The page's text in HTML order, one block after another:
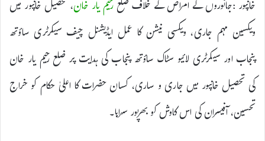
خانپور :جانوروں کے امراض کے خلاف ضلعرحیم یار خان، تحصیل خانپور میں
ویکسین مہم جاری، ویکسی نیشن کا عمل ایڈیشنل چیف سیکرٹری ساؤتھ
پنجاب اور سیکرٹری لائیو سٹاک ساؤتھ پنجاب کی ہدایت پر ضلع رحیم یار خان
کی تحصیل خانپور میں جاری و ساری، کسان حضرات کا اعلیٰ حکام کو خراج
تحسین، آفیسران کی اس کاوش کو بھرپور سراہا۔